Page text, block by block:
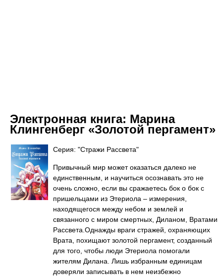
Электронная книга: Марина
Клингенберг «Золотой пергамент»
Серия: "Стражи Рассвета"
Привычный мир может оказаться далеко не
единственным, и научиться осознавать это не
очень сложно, если вы сражаетесь бок о бок с
пришельцами из Этериола – измерения,
находящегося между небом и землей и
связанного с миром смертных, Диланом, Вратами
Рассвета.Однажды враги стражей, охраняющих
Врата, похищают золотой пергамент, созданный
для того, чтобы люди Этериола помогали
жителям Дилана. Лишь избранным единицам
доверяли записывать в нем неизбежно